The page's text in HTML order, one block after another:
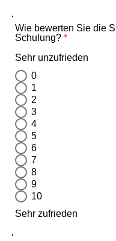
Wie bewerten Sie die
Schulung? *
0
1
2
3
4
5
6
7
8
9
10
Sehr unzufrieden
Sehr zufrieden